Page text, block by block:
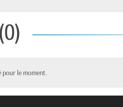
pour le moment.